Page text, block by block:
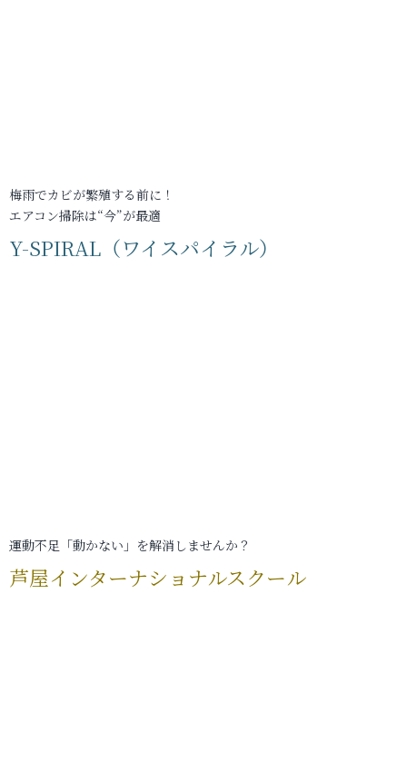
梅雨でカビが繁殖する前に！
エアコン掃除は“今”が最適
Y-SPIRAL（ワイスパイラル）
運動不足「動かない」を解消しませんか？
芦屋インターナショナルスクール